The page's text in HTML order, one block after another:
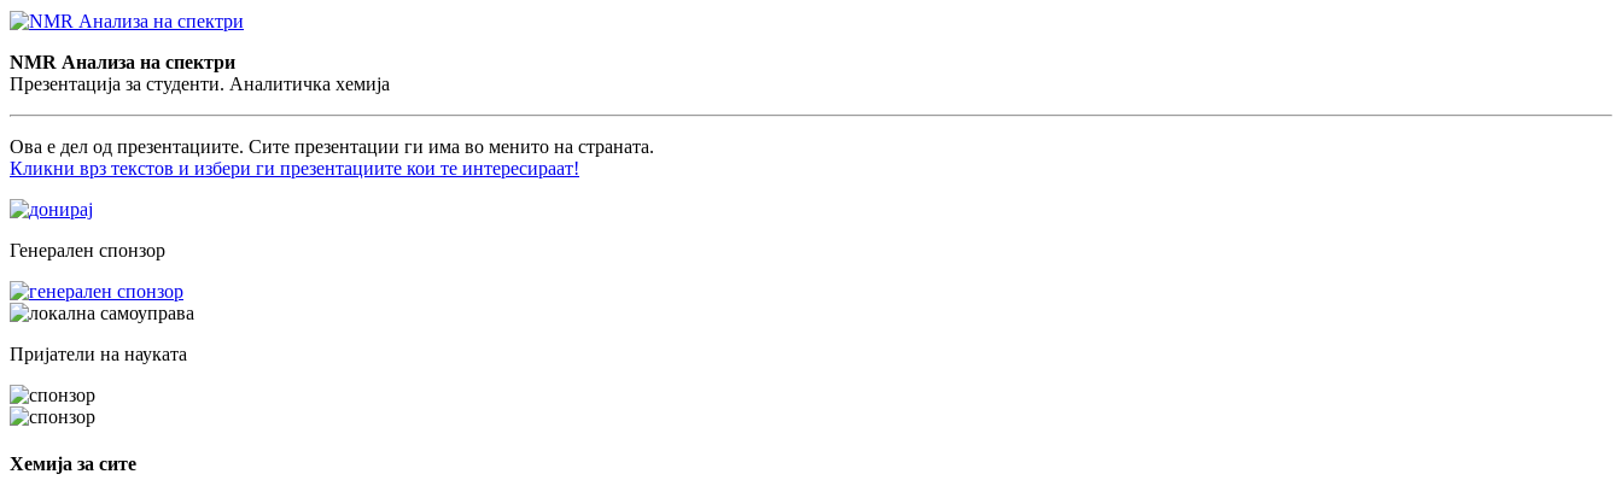
NMR Анализа на спектри
Презентација за студенти. Аналитичка хемија
Ова е дел од презентациите. Сите презентации ги има во менито на страната.
Кликни врз текстов и избери ги презентациите кои те интересираат!
Генерален спонзор
Пријатели на науката
Хемија за сите